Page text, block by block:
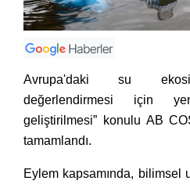
Avrupa'daki su
değerlendirmesi için
geliştirilmesi” konulu AB
tamamlandı.
Eylem kapsamında, bilimsel